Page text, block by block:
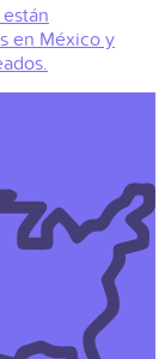
en México y